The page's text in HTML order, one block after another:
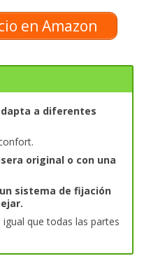
en Amazon
a diferentes
original o con una
sistema de fijación
que todas las partes